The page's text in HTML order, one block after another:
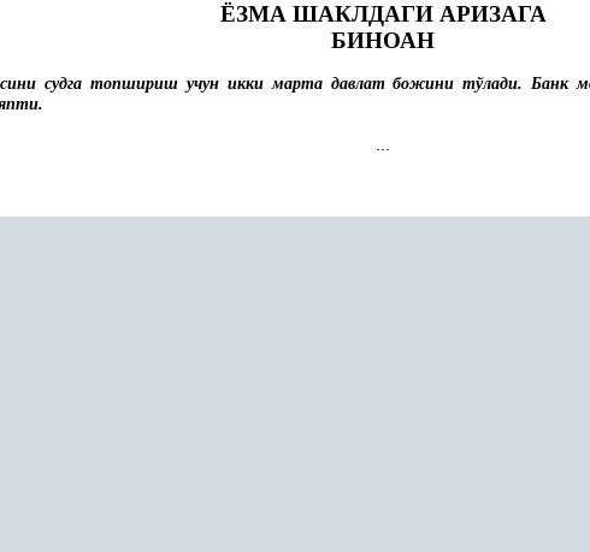
ЁЗМА ШАКЛДАГИ АРИЗАГА
БИНОАН
судга топшириш учун икки марта давлат божини тўлади. Банк